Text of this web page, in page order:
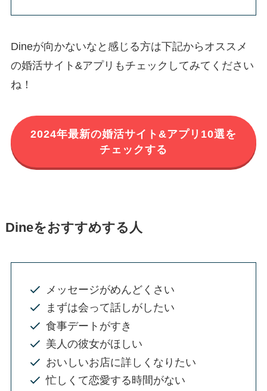
Dineが向かないなと感じる方は下記からオススメ
の婚活サイト&アプリもチェックしてみてください
ね！
2024年最新の婚活サイト&アプリ10選を
チェックする
Dineをおすすめする人
メッセージがめんどくさい
まずは会って話しがしたい
食事デートがすき
美人の彼女がほしい
おいしいお店に詳しくなりたい
忙しくて恋愛する時間がない